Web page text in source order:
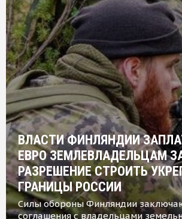
ВЛАСТИ ФИНЛЯНДИИ
ЕВРО ЗЕМЛЕВЛАДЕЛЬЦАМ
РАЗРЕШЕНИЕ СТРОИТЬ
ГРАНИЦЫ РОССИИ
Силы обороны Финляндии
соглашения с владельцами